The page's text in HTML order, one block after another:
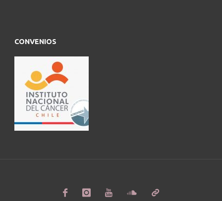
CONVENIOS